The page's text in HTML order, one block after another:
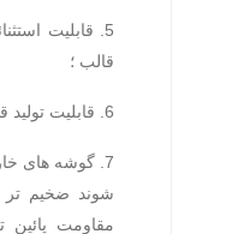
5. قابلیت
قالب ؛
7. گوشه های
شوند ضخیم تر
مقاومت